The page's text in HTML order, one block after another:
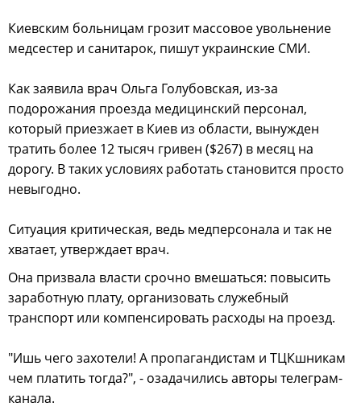
Киевским больницам грозит массовое увольнение
медсестер и санитарок, пишут украинские СМИ.
Как заявила врач Ольга Голубовская, из-за
подорожания проезда медицинский персонал,
который приезжает в Киев из области, вынужден
тратить более 12 тысяч гривен ($267) в месяц на
дорогу. В таких условиях работать становится просто
невыгодно.
Ситуация критическая, ведь медперсонала и так не
хватает, утверждает врач.
Она призвала власти срочно вмешаться: повысить
заработную плату, организовать служебный
транспорт или компенсировать расходы на проезд.
"Ишь чего захотели! А пропагандистам и ТЦКшникам
чем платить тогда?", - озадачились авторы телеграм-
канала.